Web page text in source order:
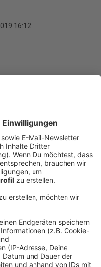
16:12
Gegnern, aber auch
zum Circus"
vonPETA
gehören zum